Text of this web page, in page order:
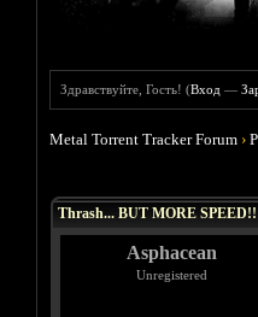
Здравствуйте, Гость! (Вход —
Metal Torrent Tracker Forum ›
Thrash... BUT MORE
Asphacean
Unregistered